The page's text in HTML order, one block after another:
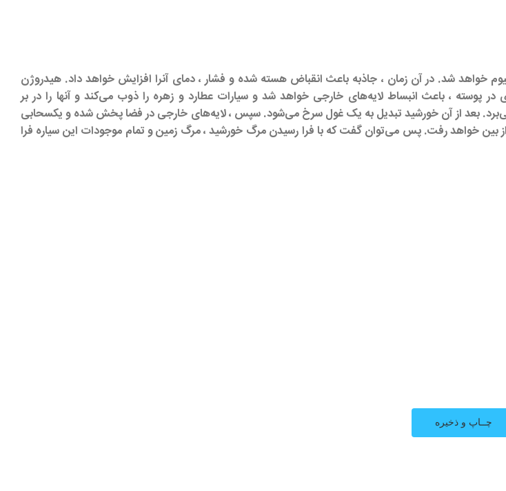
خواهد شد. در آن زمان ، جاذبه باعث انقباض هسته شده و فشار ، دمای آنرا افزایش خواهد داد. هیدروژن
، باعث انبساط لایه‌های خارجی خواهد شد و سیارات عطارد و زهره را ذوب می‌کند و آنها را در بر
بعد از آن خورشید تبدیل به یک غول سرخ می‌شود. سپس ، لایه‌های خارجی در فضا پخش شده و یکسحابی
بین خواهد رفت. پس می‌توان گفت که با فرا رسیدن مرگ خورشید ، مرگ زمین و تمام موجودات این سیاره فرا